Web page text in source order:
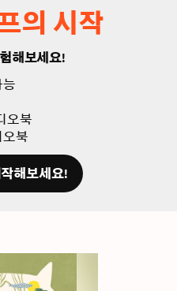
의 시작
해보세요!
오북
북
해보세요!